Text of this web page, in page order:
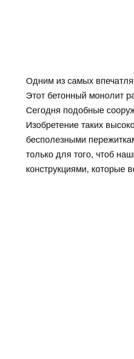
Одним из самых
Этот бетонный монолит
Сегодня подобные
Изобретение таких
бесполезными
только для того, чтоб
конструкциями, которые